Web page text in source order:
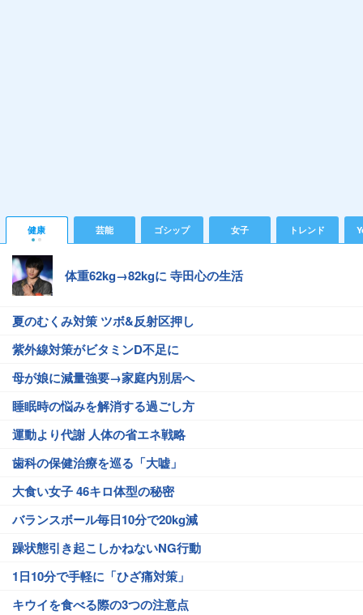
健康 芸能 ゴシップ 女子 トレンド
体重62kg→82kgに 寺田心の生活
夏のむくみ対策 ツボ&反射区押し
紫外線対策がビタミンD不足に
母が娘に減量強要→家庭内別居へ
睡眠時の悩みを解消する過ごし方
運動より代謝 人体の省エネ戦略
歯科の保健治療を巡る「大嘘」
大食い女子 46キロ体型の秘密
バランスボール毎日10分で20kg減
躁状態引き起こしかねないNG行動
1日10分で手軽に「ひざ痛対策」
キウイを食べる際の3つの注意点